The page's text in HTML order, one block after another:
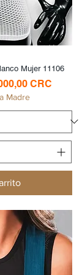
Mujer 11106
de oferta
CRC
Madre